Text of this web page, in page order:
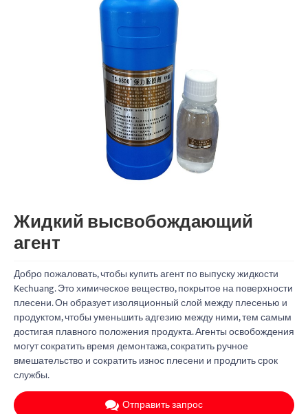
Жидкий высвобождающий
агент
Добро пожаловать, чтобы купить агент по выпуску жидкости
Kechuang. Это химическое вещество, покрытое на поверхности
плесени. Он образует изоляционный слой между плесенью и
продуктом, чтобы уменьшить адгезию между ними, тем самым
достигая плавного положения продукта. Агенты освобождения
могут сократить время демонтажа, сократить ручное
вмешательство и сократить износ плесени и продлить срок
службы.
Отправить запрос